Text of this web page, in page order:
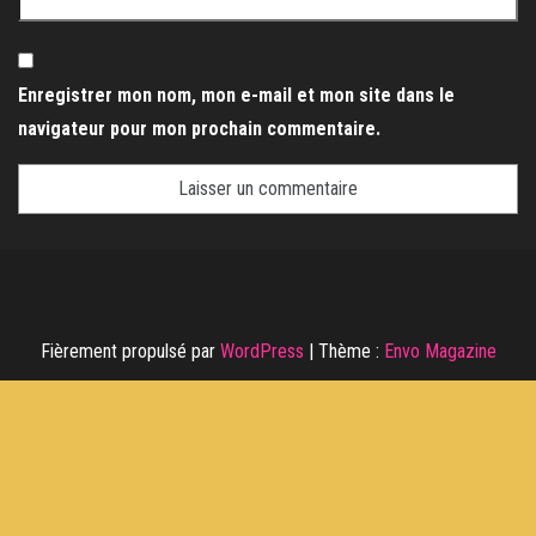
Enregistrer mon nom, mon e-mail et mon site dans le
navigateur pour mon prochain commentaire.
Fièrement propulsé par WordPress | Thème : Envo Magazine